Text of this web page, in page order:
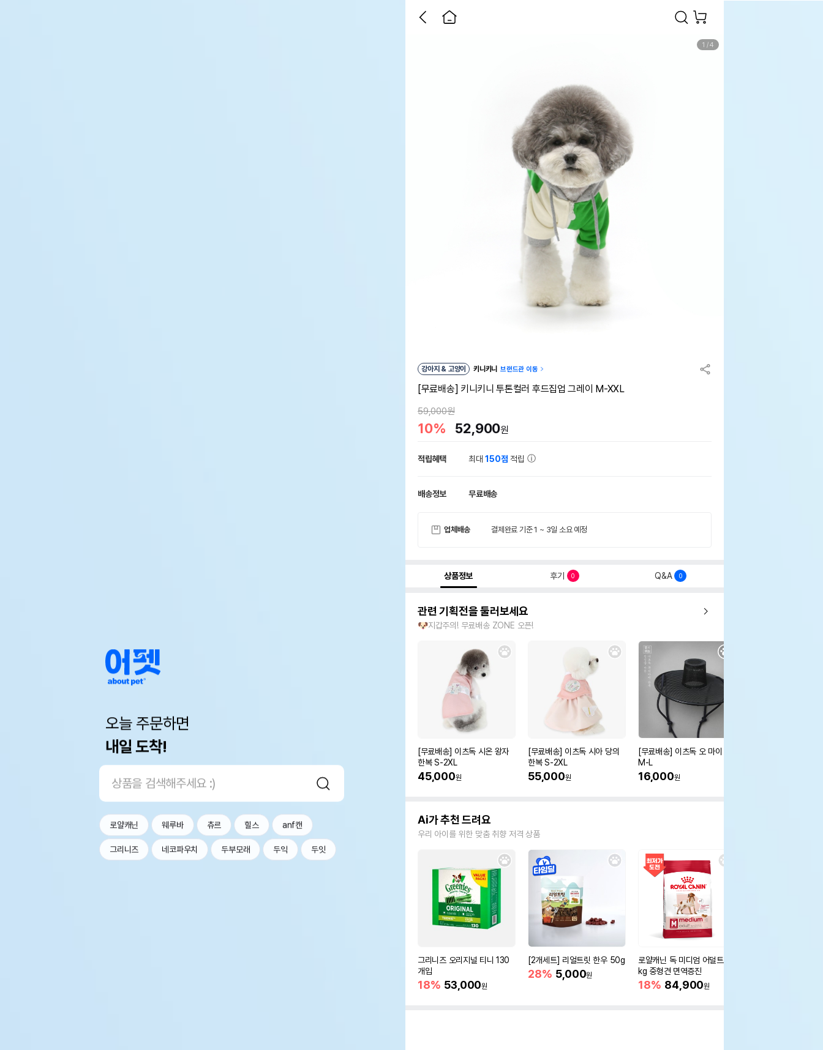
오늘 주문하면
내일 도착!
로얄캐닌 웨루바 츄르 힐스 anf캔
그리니즈 네코파우치 두부모래 두익 두잇
1 /4
강아지 & 고양이 키니키니 브랜드관 이동
[무료배송] 키니키니 투톤컬러 후드집업 그레이 M-XXL
59,000원
10% 52,900원
적립혜택 최대150점 적립
배송정보 무료배송
업체배송 결제완료 기준 1 ~ 3일 소요 예정
상품정보 후기 0 Q&A 0
관련 기획전을 둘러보세요
🐶지갑주의! 무료배송 ZONE 오픈!
[무료배송] 이츠독 시온 왕자
한복 S-2XL
45,000원
[무료배송] 이츠독 시아 당의
한복 S-2XL
55,000원
[무료배송] 이츠독 오 마이 갓
M-L
16,000원
Ai가 추천 드려요
우리 아이를 위한 맞춤 취향 저격 상품
그리니즈 오리지널 티니 130
개입
18% 53,000원
[2개세트] 리얼트릿 한우 50g
28% 5,000원
로얄캐닌 독 미디엄 어덜트 10
kg 중형견 면역증진
18% 84,900원